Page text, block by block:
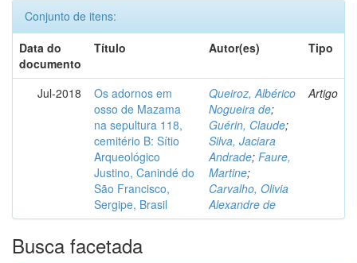
Conjunto de itens:
Data do
documento
Título Autor(es) Tipo
Jul-2018
Os adornos em
osso de Mazama
na sepultura 118,
cemitério B: Sítio
Arqueológico
Justino, Canindé do
São Francisco,
Sergipe, Brasil
Queiroz, Albérico
Nogueira de;
Guérin, Claude;
Silva, Jaciara
Andrade; Faure,
Martine;
Carvalho, Olivia
Alexandre de
Artigo
Busca facetada